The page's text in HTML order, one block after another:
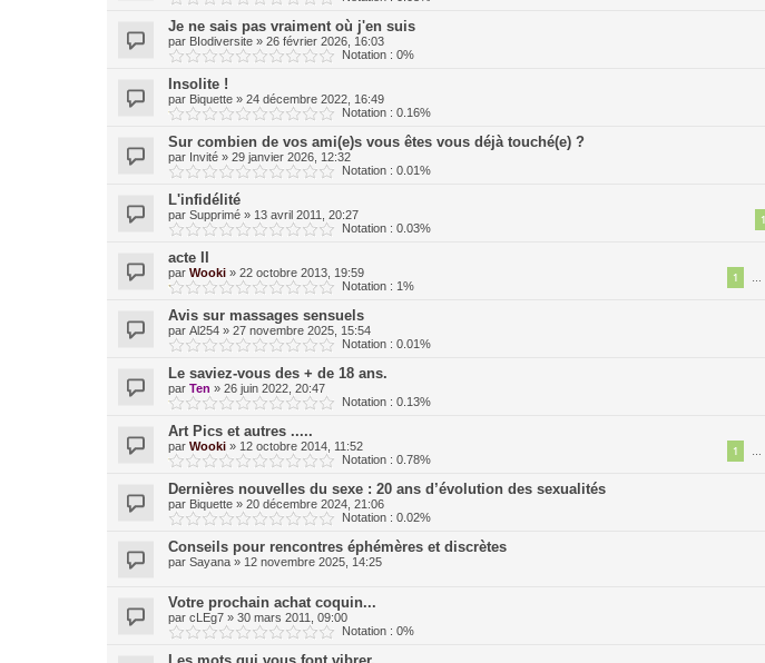
Je ne sais pas vraiment où j'en suis
par BIodiversite » 26 février 2026, 16:03
Notation : 0%
Insolite !
par Biquette » 24 décembre 2022, 16:49
Notation : 0.16%
Sur combien de vos ami(e)s vous êtes vous déjà touché(e) ?
par Invité » 29 janvier 2026, 12:32
Notation : 0.01%
L'infidélité
par Supprimé » 13 avril 2011, 20:27 1
Notation : 0.03%
acte II
par Wooki » 22 octobre 2013, 19:59 1 …
Notation : 1%
Avis sur massages sensuels
par Al254 » 27 novembre 2025, 15:54
Notation : 0.01%
Le saviez-vous des + de 18 ans.
par Ten » 26 juin 2022, 20:47
Notation : 0.13%
Art Pics et autres .....
par Wooki » 12 octobre 2014, 11:52 1 …
Notation : 0.78%
Dernières nouvelles du sexe : 20 ans d’évolution des sexualités
par Biquette » 20 décembre 2024, 21:06
Notation : 0.02%
Conseils pour rencontres éphémères et discrètes
par Sayana » 12 novembre 2025, 14:25
Votre prochain achat coquin...
par cLEg7 » 30 mars 2011, 09:00
Notation : 0%